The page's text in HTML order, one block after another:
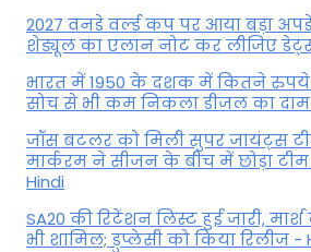
2027 वनडे वर्ल्ड कप पर आया बड़ा
शेड्यूल का एलान नोट कर लीजिए डेट्स
भारत में 1950 के दशक में कितने रुपये
सोच से भी कम निकला डीजल का दाम
जॉस बटलर को मिली सुपर जायंट्स
मार्करम ने सीजन के बीच में छोड़ा
Hindi
SA20 की रिटेंशन लिस्ट हुई जारी,
भी शामिल; डुप्लेसी को किया रिलीज -